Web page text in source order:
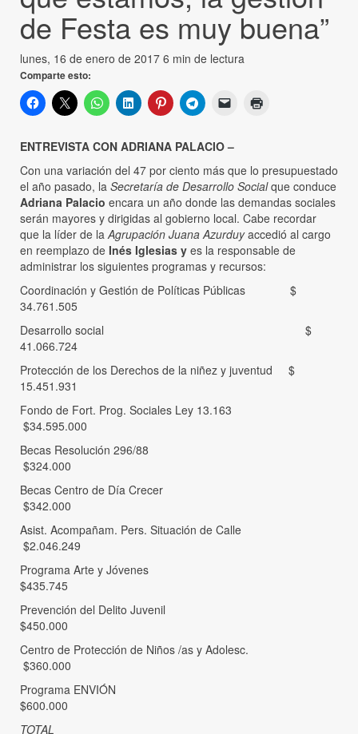
de Festa es muy buena”
lunes, 16 de enero de 2017 6 min de lectura
Comparte esto:
ENTREVISTA CON ADRIANA PALACIO –
Con una variación del 47 por ciento más que lo presupuestado
el año pasado, la Secretaría de Desarrollo Socialque conduce
Adriana Palacio encara un año donde las demandas sociales
serán mayores y dirigidas al gobierno local. Cabe recordar
que la líder de la Agrupación Juana Azurduyaccedió al cargo
en reemplazo de Inés Iglesias y es la responsable de
administrar los siguientes programas y recursos:
Coordinación y Gestión de Políticas Públicas $
34.761.505
Desarrollo social $
41.066.724
Protección de los Derechos de la niñez y juventud $
15.451.931
Fondo de Fort. Prog. Sociales Ley 13.163
$34.595.000
Becas Resolución 296/88
$324.000
Becas Centro de Día Crecer
$342.000
Asist. Acompañam. Pers. Situación de Calle
$2.046.249
Programa Arte y Jóvenes
$435.745
Prevención del Delito Juvenil
$450.000
Centro de Protección de Niños /as y Adolesc.
$360.000
Programa ENVIÓN
$600.000
TOTAL